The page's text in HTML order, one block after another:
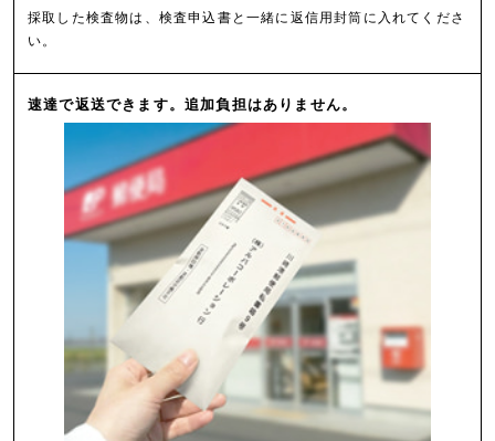
採取した検査物は、検査申込書と一緒に返信用封筒に入れてくださ
い。
速達で返送できます。追加負担はありません。